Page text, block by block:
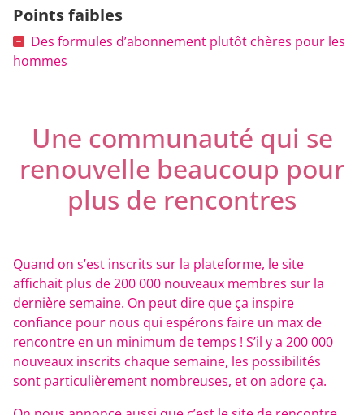
Points faibles
Des formules d’abonnement plutôt chères pour les
hommes
Une communauté qui se
renouvelle beaucoup pour
plus de rencontres
Quand on s’est inscrits sur la plateforme, le site
affichait plus de 200 000 nouveaux membres sur la
dernière semaine. On peut dire que ça inspire
confiance pour nous qui espérons faire un max de
rencontre en un minimum de temps ! S’il y a 200 000
nouveaux inscrits chaque semaine, les possibilités
sont particulièrement nombreuses, et on adore ça.